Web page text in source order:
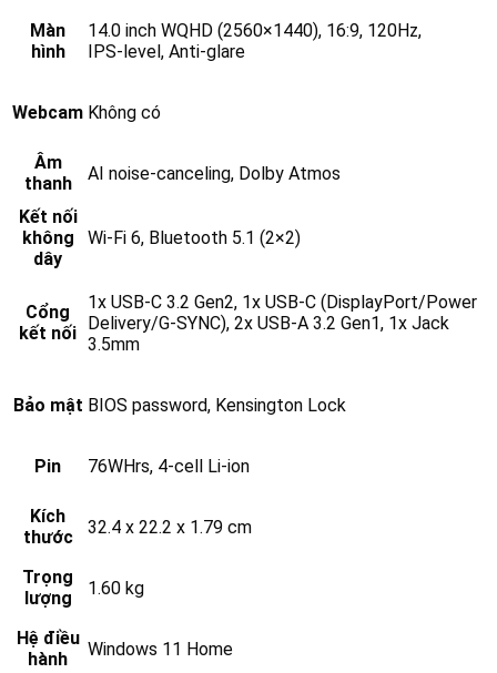
Màn
hình
14.0 inch WQHD (2560×1440), 16:9, 120Hz,
IPS‑level, Anti‑glare
Webcam Không có
Âm
thanh
AI noise‑canceling, Dolby Atmos
Kết nối
không
dây
Wi‑Fi 6, Bluetooth 5.1 (2×2)
Cổng
kết nối
1x USB‑C 3.2 Gen2, 1x USB‑C (DisplayPort/Power
Delivery/G‑SYNC), 2x USB‑A 3.2 Gen1, 1x Jack
3.5mm
Bảo mật BIOS password, Kensington Lock
Pin 76WHrs, 4‑cell Li‑ion
Kích
thước
32.4 x 22.2 x 1.79 cm
Trọng
lượng
1.60 kg
Hệ điều
hành
Windows 11 Home